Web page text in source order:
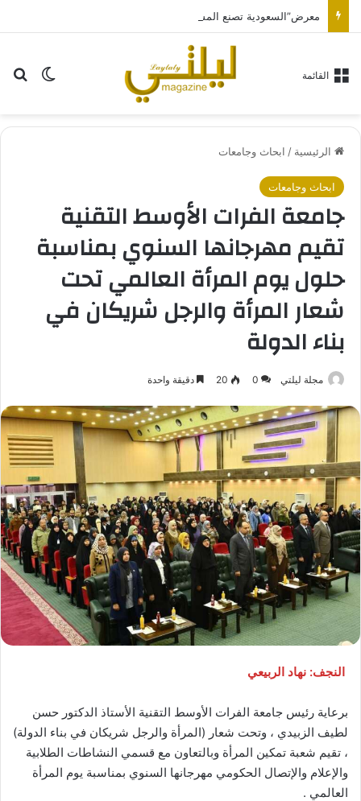
الوضع القائمة
الرئيسية / ابحاث وجامعات
ابحاث وجامعات
جامعة الفرات الأوسط التقنية
تقيم مهرجانها السنوي بمناسبة
حلول يوم المرأة العالمي تحت
شعار المرأة والرجل شريكان في
بناء الدولة
مجلة ليلتي 0
20 دقيقة واحدة
النجف: نهاد الربيعي
برعاية رئيس جامعة الفرات الأوسط التقنية الأستاذ الدكتور حسن
لطيف الزبيدي ، وتحت شعار (المرأة والرجل شريكان في بناء الدولة)
، تقيم شعبة تمكين المرأة وبالتعاون مع قسمي النشاطات الطلابية
والإعلام والإتصال الحكومي مهرجانها السنوي بمناسبة يوم المرأة
العالمي .